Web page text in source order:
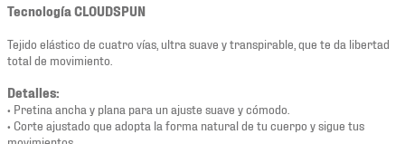
Tecnología CLOUDSPUN
Tejido elástico de cuatro vías, ultra suave y transpirable, que te da libertad
total de movimiento.
Detalles:
• Pretina ancha y plana para un ajuste suave y cómodo.
• Corte ajustado que adopta la forma natural de tu cuerpo y sigue tus